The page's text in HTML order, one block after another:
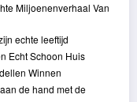
Miljoenenverhaal Van
echte leeftijd
Echt Schoon Huis
Winnen
de hand met de